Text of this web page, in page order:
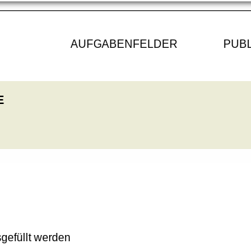
AUFGABENFELDER
werden